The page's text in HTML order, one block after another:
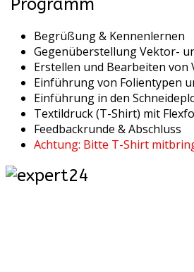
Programm
Begrüßung & Kennenlernen
Gegenüberstellung Vektor-
Erstellen und Bearbeiten
Einführung von Folientypen
Einführung in den
Textildruck (T-Shirt) mit
Feedbackrunde & Abschluss
Achtung: Bitte T-Shirt